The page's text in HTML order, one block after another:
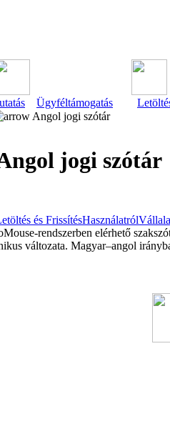
Ügyféltámogatás
Angol jogi szótár
jogi szótár
és FrissítésHasználatról
rendszerben elérhető
változata. Magyar–angol